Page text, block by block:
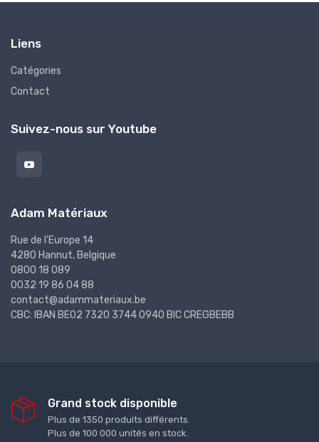
Liens
Catégories
Contact
Suivez-nous sur Youtube
Adam Matériaux
Rue de l'Europe 14
4280 Hannut, Belgique
0800 18 089
0032 19 86 04 88
contact@adammateriaux.be
CBC: IBAN BE02 7320 3744 0940 BIC CREGBEBB
Grand stock disponible
Plus de 1350 produits différents.
Plus de 100 000 unités en stock.